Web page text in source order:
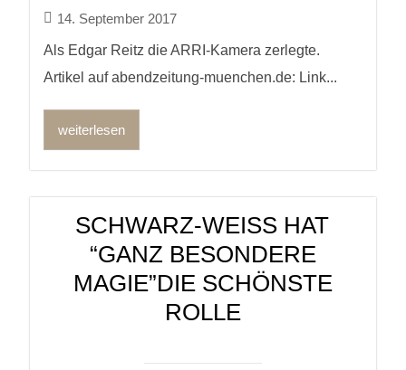
14. September 2017
Als Edgar Reitz die ARRI-Kamera zerlegte.
Artikel auf abendzeitung-muenchen.de: Link...
weiterlesen
SCHWARZ-WEISS HAT “
GANZ BESONDERE M
AGIE”DIE SCHÖNSTE R
OLLE